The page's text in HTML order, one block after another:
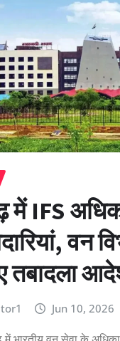
में IFS
वन
तबादला
Jun 10, 2026